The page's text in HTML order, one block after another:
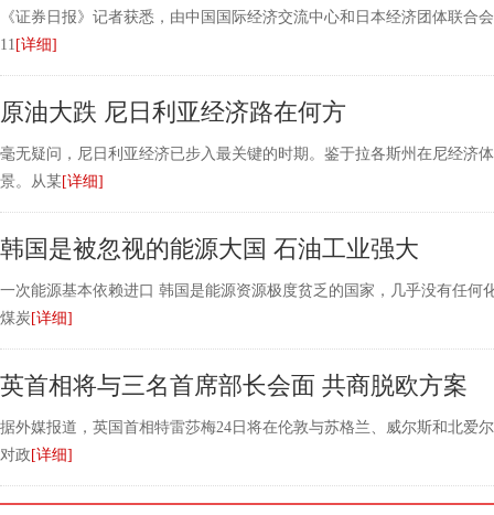
《证券日报》记者获悉，由中国国际经济交流中心和日本经济团体联合
11 [详细]
原油大跌 尼日利亚经济路在何方
毫无疑问，尼日利亚经济已步入最关键的时期。鉴于拉各斯州在尼经济
景。从某 [详细]
韩国是被忽视的能源大国 石油工业强大
一次能源基本依赖进口 韩国是能源资源极度贫乏的国家，几乎没有任
煤炭[详细]
英首相将与三名首席部长会面 共商脱欧方案
据外媒报道，英国首相特雷莎梅24日将在伦敦与苏格兰、威尔斯和北爱
对政 [详细]